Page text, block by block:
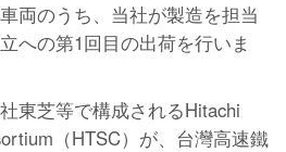
両のうち、当社が製造を担当
への第1回目の出荷を行いま
東芝等で構成されるHitachi
（HTSC）が、台灣高速鐵